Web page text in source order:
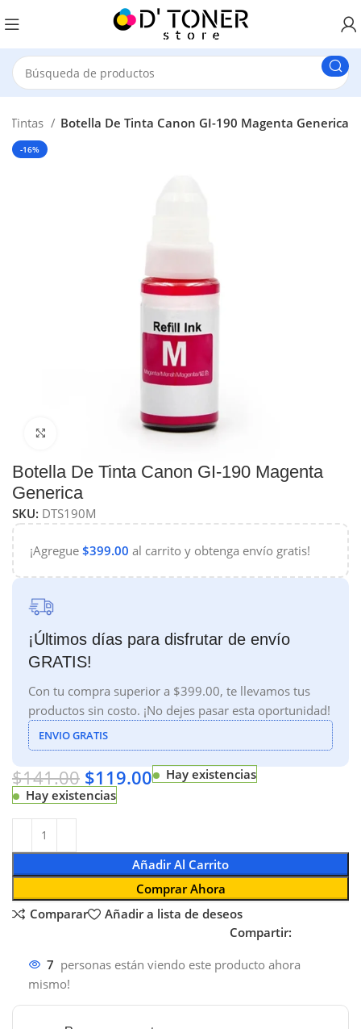
Tintas Botella De Tinta Canon GI-190 Magenta Generica
-16%
Haga Click para agrandar
Botella De Tinta Canon GI-190 Magenta
Generica
SKU: DTS190M
¡Agregue$399.00 al carrito y obtenga envío gratis!
¡Últimos días para disfrutar de envío
GRATIS!
Con tu compra superior a $399.00, te llevamos tus
productos sin costo. ¡No dejes pasar esta oportunidad!
ENVIO GRATIS
$141.00 $119.00
Hay existencias
Hay existencias
Añadir Al Carrito
Comprar Ahora
Comparar
Añadir a lista de deseos
Compartir:
7 personas están viendo este producto ahora
mismo!